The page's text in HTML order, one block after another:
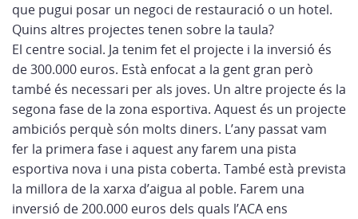
que pugui posar un negoci de restauració o un hotel.
Quins altres projectes tenen sobre la taula?
El centre social. Ja tenim fet el projecte i la inversió és
de 300.000 euros. Està enfocat a la gent gran però
també és necessari per als joves. Un altre projecte és la
segona fase de la zona esportiva. Aquest és un projecte
ambiciós perquè són molts diners. L’any passat vam
fer la primera fase i aquest any farem una pista
esportiva nova i una pista coberta. També està prevista
la millora de la xarxa d’aigua al poble. Farem una
inversió de 200.000 euros dels quals l’ACA ens